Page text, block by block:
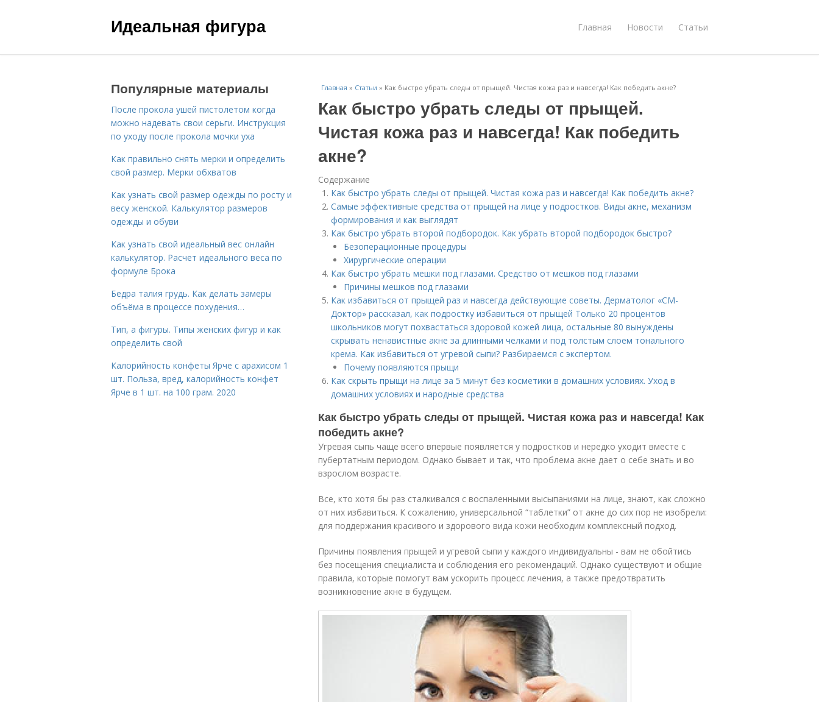
Идеальная фигура Главная Новости Статьи
Главная » Статьи » Как быстро убрать следы от прыщей. Чистая кожа раз и навсегда! Как победить акне?
Как быстро убрать следы от прыщей.
Чистая кожа раз и навсегда! Как победить
акне?
Содержание
Как быстро убрать следы от прыщей. Чистая кожа раз и навсегда! Как победить акне?
Самые эффективные средства от прыщей на лице у подростков. Виды акне, механизм
формирования и как выглядят
Как быстро убрать второй подбородок. Как убрать второй подбородок быстро?
Безоперационные процедуры
Хирургические операции
Как быстро убрать мешки под глазами. Средство от мешков под глазами
Причины мешков под глазами
Как избавиться от прыщей раз и навсегда действующие советы. Дерматолог «СМ-
Доктор» рассказал, как подростку избавиться от прыщей Только 20 процентов
школьников могут похвастаться здоровой кожей лица, остальные 80 вынуждены
скрывать ненавистные акне за длинными челками и под толстым слоем тонального
крема. Как избавиться от угревой сыпи? Разбираемся с экспертом.
Почему появляются прыщи
Как скрыть прыщи на лице за 5 минут без косметики в домашних условиях. Уход в
домашних условиях и народные средства
Как быстро убрать следы от прыщей. Чистая кожа раз и навсегда! Как
победить акне?
Угревая сыпь чаще всего впервые появляется у подростков и нередко уходит вместе с
пубертатным периодом. Однако бывает и так, что проблема акне дает о себе знать и во
взрослом возрасте.
Все, кто хотя бы раз сталкивался с воспаленными высыпаниями на лице, знают, как сложно
от них избавиться. К сожалению, универсальной “таблетки” от акне до сих пор не изобрели:
для поддержания красивого и здорового вида кожи необходим комплексный подход.
Причины появления прыщей и угревой сыпи у каждого индивидуальны - вам не обойтись
без посещения специалиста и соблюдения его рекомендаций. Однако существуют и общие
правила, которые помогут вам ускорить процесс лечения, а также предотвратить
возникновение акне в будущем.
Популярные материалы
После прокола ушей пистолетом когда
можно надевать свои серьги. Инструкция
по уходу после прокола мочки уха
Как правильно снять мерки и определить
свой размер. Мерки обхватов
Как узнать свой размер одежды по росту и
весу женской. Калькулятор размеров
одежды и обуви
Как узнать свой идеальный вес онлайн
калькулятор. Расчет идеального веса по
формуле Брока
Бедра талия грудь. Как делать замеры
объёма в процессе похудения…
Тип, а фигуры. Типы женских фигур и как
определить свой
Калорийность конфеты Ярче с арахисом 1
шт. Польза, вред, калорийность конфет
Ярче в 1 шт. на 100 грам. 2020